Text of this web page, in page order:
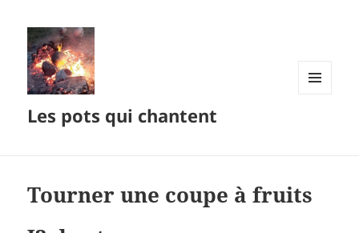
Les pots qui chantent
Tourner une coupe à fruits